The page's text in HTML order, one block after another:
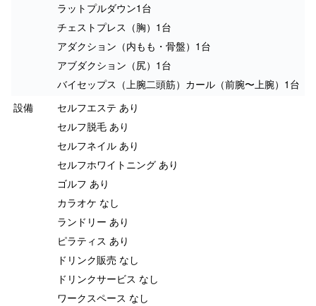
ラットプルダウン1台
チェストプレス（胸）1台
アダクション（内もも・骨盤）1台
アブダクション（尻）1台
バイセップス（上腕二頭筋）カール（前腕〜上腕）1台
設備
セルフエステ あり
セルフ脱毛 あり
セルフネイル あり
セルフホワイトニング あり
ゴルフ あり
カラオケ なし
ランドリー あり
ピラティス あり
ドリンク販売 なし
ドリンクサービス なし
ワークスペース なし